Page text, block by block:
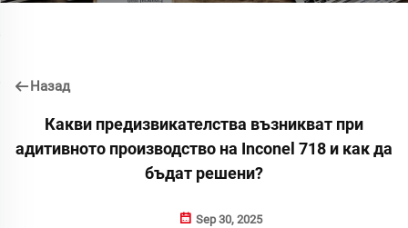
Назад
Какви предизвикателства възникват при
адитивното производство на Inconel 718 и как да
бъдат решени?
Sep 30, 2025